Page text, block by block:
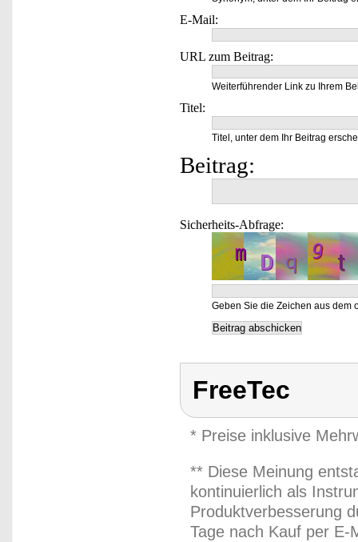
E-Mail:
URL zum Beitrag:
Weiterführender Link zu Ihrem
Titel:
Titel, unter dem Ihr Beitrag
Beitrag:
Sicherheits-Abfrage:
Geben Sie die Zeichen aus dem
FreeTec
* Preise inklusive
** Diese Meinung
kontinuierlich als
Produktverbesserung
Tage nach Kauf per E-